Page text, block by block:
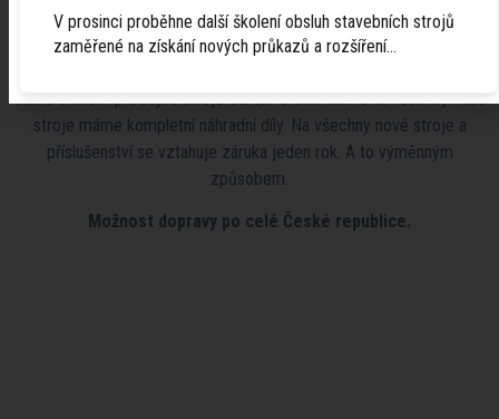
kabiny.
Při odběru více příslušenství možnásleva.
stroje máme kompletní náhradní díly. Na všechny nové stroje a
příslušenství se vztahuje záruka jeden rok. A to výměnným
způsobem.
Možnost dopravy po celé České republice.
V prosinci proběhne další školení obsluh stavebních strojů
zaměřené na získání nových průkazů a rozšíření…